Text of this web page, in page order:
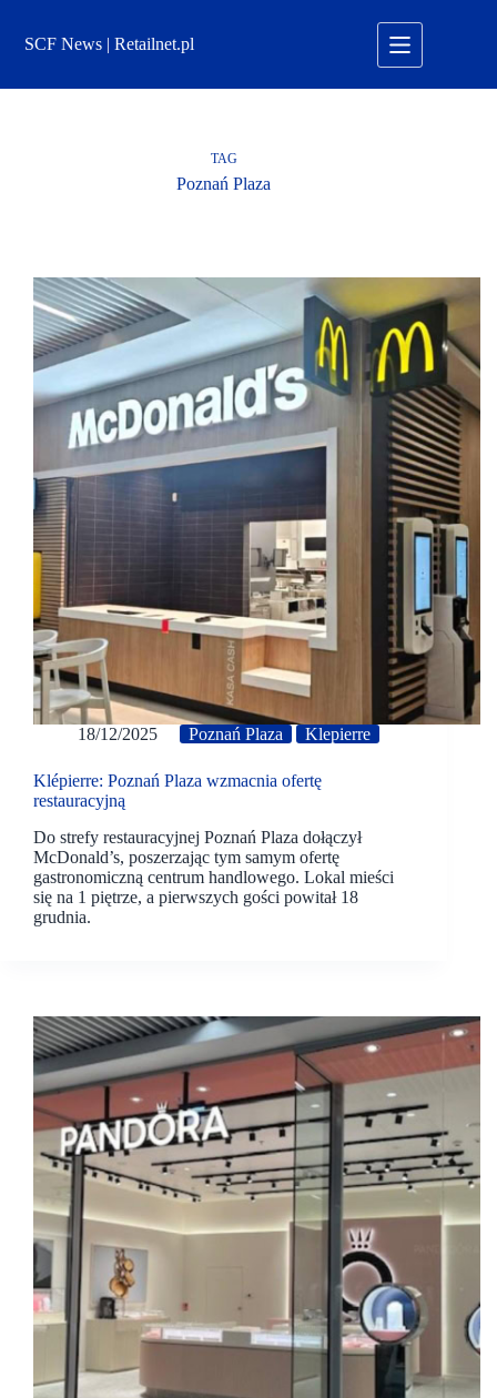
treściSCF News | Retailnet.pl
TAG
Poznań Plaza
18/12/2025 Poznań Plaza Klepierre
Klépierre: Poznań Plaza wzmacnia ofertę
restauracyjną
Do strefy restauracyjnej Poznań Plaza dołączył
McDonald’s, poszerzając tym samym ofertę
gastronomiczną centrum handlowego. Lokal mieści
się na 1 piętrze, a pierwszych gości powitał 18
grudnia.